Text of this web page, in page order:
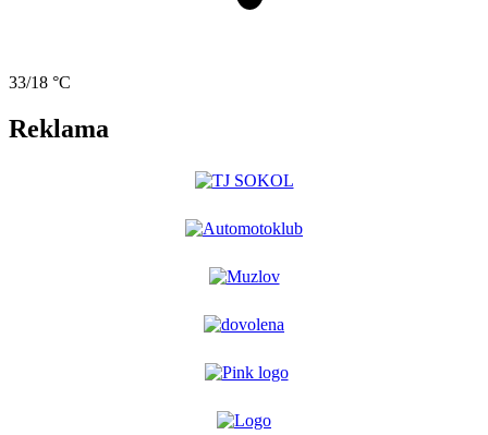
33/18 °C
Reklama